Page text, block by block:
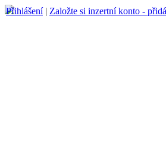
Přihlášení| Založte si inzertní konto -